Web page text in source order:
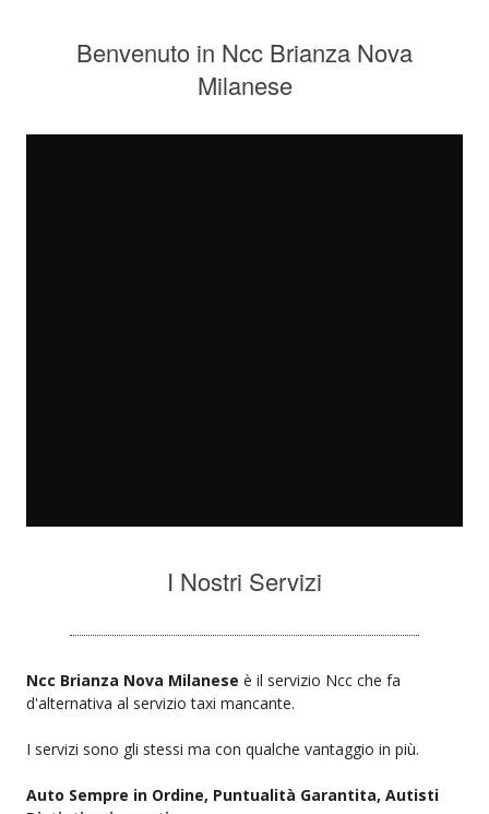
Benvenuto in Ncc Brianza Nova
Milanese
I Nostri Servizi
Ncc Brianza Nova Milanese è il servizio Ncc che fa
d'alternativa al servizio taxi mancante.
I servizi sono gli stessi ma con qualche vantaggio in più.
Auto Sempre in Ordine, Puntualità Garantita, Autisti